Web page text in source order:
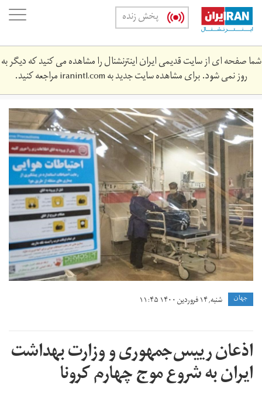
Skip
main
content
پخش زنده
شما صفحه ای از سایت قدیمی ایران اینترنشنال را مشاهده می کنید که دیگر به
روز نمی شود. برای مشاهده سایت جدید بهiranintl.comمراجعه کنید.
1234_1.jpeg
جهان شنبه, ۱۴ فروردین ۱۴۰۰ ۱۱:۴۵
اذعان رییس‌جمهوری و وزارت بهداشت
ایران به شروع موج چهارم کرونا